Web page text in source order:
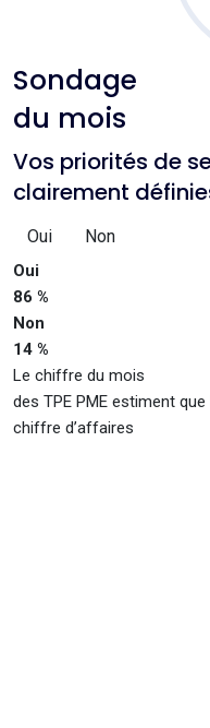
Sondage
du mois
Vos priorités de
clairement
Oui Non
Oui
86 %
Non
14 %
Le chiffre du mois
des TPE PME estiment
chiffre d’affaires